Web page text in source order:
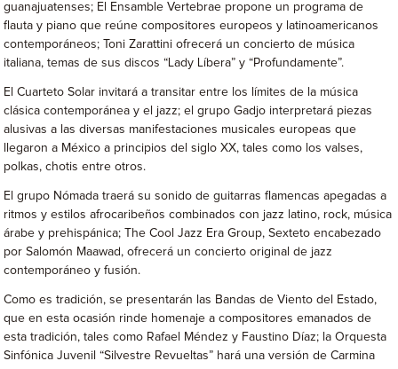
guanajuatenses; El Ensamble Vertebrae propone un programa de
flauta y piano que reúne compositores europeos y latinoamericanos
contemporáneos; Toni Zarattini ofrecerá un concierto de música
italiana, temas de sus discos “Lady Líbera” y “Profundamente”.
El Cuarteto Solar invitará a transitar entre los límites de la música
clásica contemporánea y el jazz; el grupo Gadjo interpretará piezas
alusivas a las diversas manifestaciones musicales europeas que
llegaron a México a principios del siglo XX, tales como los valses,
polkas, chotis entre otros.
El grupo Nómada traerá su sonido de guitarras flamencas apegadas a
ritmos y estilos afrocaribeños combinados con jazz latino, rock, música
árabe y prehispánica; The Cool Jazz Era Group, Sexteto encabezado
por Salomón Maawad, ofrecerá un concierto original de jazz
contemporáneo y fusión.
Como es tradición, se presentarán las Bandas de Viento del Estado,
que en esta ocasión rinde homenaje a compositores emanados de
esta tradición, tales como Rafael Méndez y Faustino Díaz; la Orquesta
Sinfónica Juvenil “Silvestre Revueltas” hará una versión de Carmina